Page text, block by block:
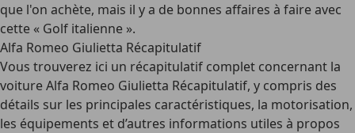
que l'on achète, mais il y a de bonnes affaires à faire avec
cette « Golf italienne ».
Alfa Romeo Giulietta Récapitulatif
Vous trouverez ici un récapitulatif complet concernant la
voiture Alfa Romeo Giulietta Récapitulatif, y compris des
détails sur les principales caractéristiques, la motorisation,
les équipements et d’autres informations utiles à propos